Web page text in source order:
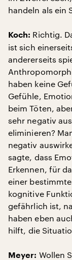
handeln als ein
Koch: Richtig.
ist sich
andererseits
haben keine
Gefühle,
beim Töten,
sehr negativ
eliminieren?
negativ
sagte, dass
Erkennen, für
einer
kognitive
gefährlich ist,
haben eben
hilft, die
Meyer: Wollen